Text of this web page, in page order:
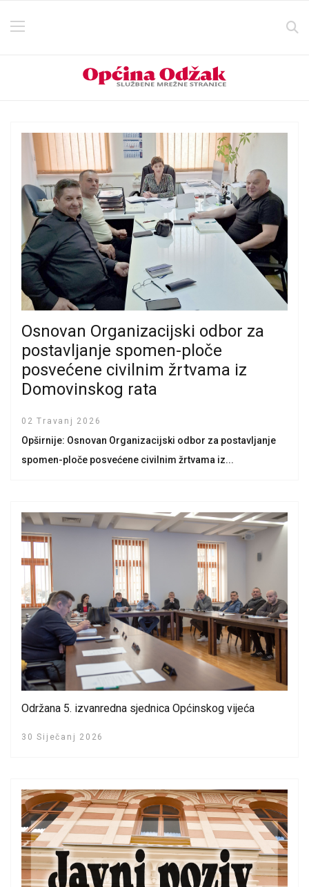
Osnovan Organizacijski odbor za
postavljanje spomen-ploče
posvećene civilnim žrtvama iz
Domovinskog rata
02 Travanj 2026
Opširnije: Osnovan Organizacijski odbor za postavljanje
spomen-ploče posvećene civilnim žrtvama iz...
Održana 5. izvanredna sjednica Općinskog vijeća
30 Siječanj 2026